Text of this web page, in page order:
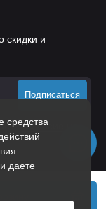
средства
даете
скидки и
Подписаться
согласие на